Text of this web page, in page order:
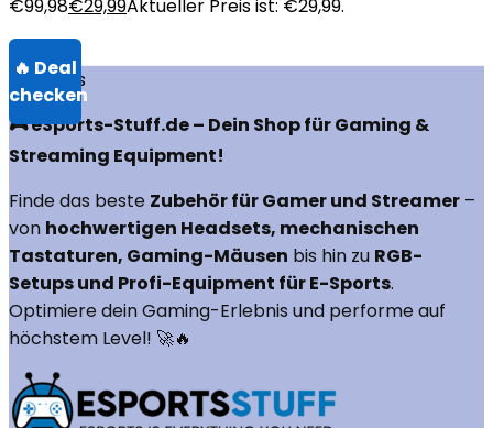
€99,98€29,99Aktueller Preis ist: €29,99.
Über uns
🎮 eSports-Stuff.de – Dein Shop für Gaming &
Streaming Equipment!
Finde das beste Zubehör für Gamer und Streamer –
von hochwertigen Headsets, mechanischen
Tastaturen, Gaming-Mäusen bis hin zu RGB-
Setups und Profi-Equipment für E-Sports.
Optimiere dein Gaming-Erlebnis und performe auf
höchstem Level! 🚀🔥